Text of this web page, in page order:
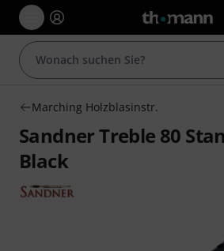
Marching Holzblasinstr.
Sandner Treble 80
Black